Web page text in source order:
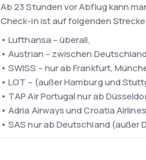
Ab 23 Stunden vor Abflug kann
Check-in ist auf folgenden
• Lufthansa – überall,
• Austrian – zwischen
• SWISS – nur ab Frankfurt,
• LOT – (außer Hamburg und
• TAP Air Portugal nur ab
• Adria Airways und Croatia
• SAS nur ab Deutschland (außer
Die Flotte der Lufthansa Group